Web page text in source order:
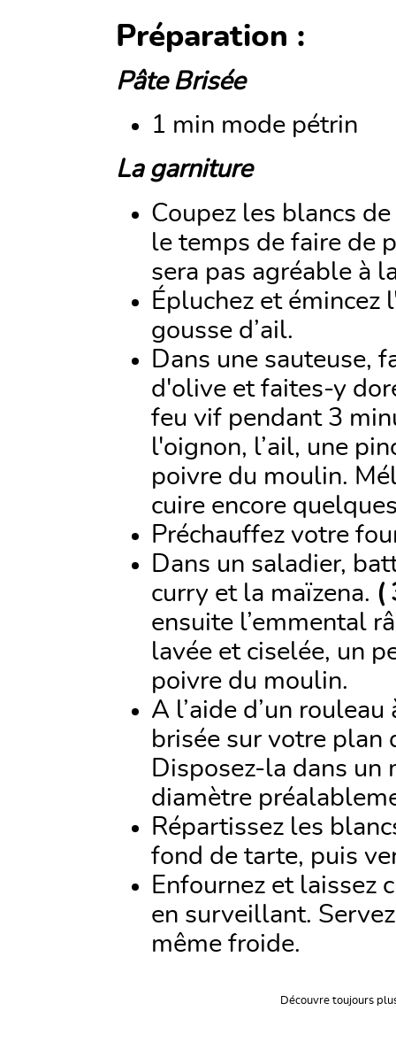
Préparation :
Pâte Brisée
1 min mode pétrin
La garniture
Coupez les blancs
le temps de faire de
sera pas agréable à
Épluchez et émincez
gousse d’ail.
Dans une sauteuse,
d'olive et faites-y
feu vif pendant 3
l'oignon, l’ail, une
poivre du moulin.
cuire encore
Préchauffez votre
Dans un saladier,
curry et la maïzena. (
ensuite l’emmental
lavée et ciselée, un
poivre du moulin.
A l’aide d’un
brisée sur votre plan
Disposez-la dans un
diamètre
Répartissez les
fond de tarte, puis
Enfournez et laissez
en surveillant.
même froide.
Découvre toujours